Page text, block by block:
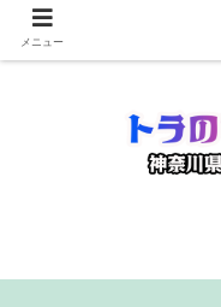
メニュー